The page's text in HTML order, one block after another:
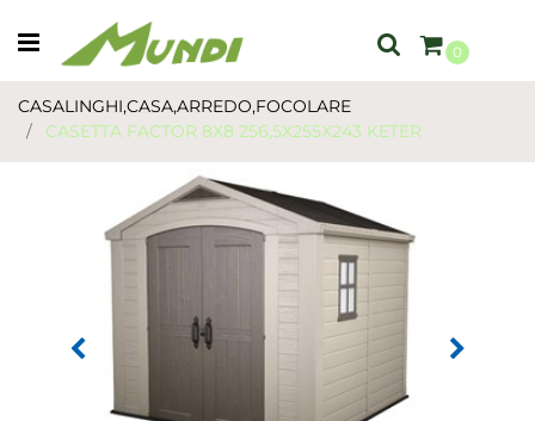
Open menu
0
CASALINGHI,CASA,ARREDO,FOCOLARE
CASETTA FACTOR 8X8 256,5X255X243 KETER